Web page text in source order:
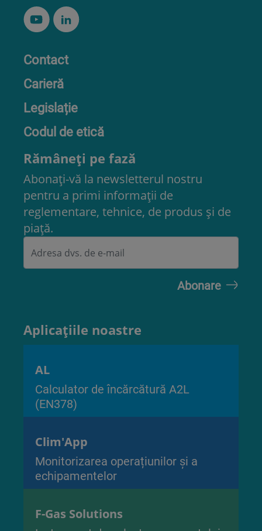
Contact
Carieră
Legislație
Codul de etică
Rămâneți pe fază
Abonați-vă la newsletterul nostru
pentru a primi informații de
reglementare, tehnice, de produs și de
piață.
Aplicațiile noastre
AL
Calculator de încărcătură A2L
(EN378)
Clim'App
Monitorizarea operațiunilor și a
echipamentelor
F-Gas Solutions